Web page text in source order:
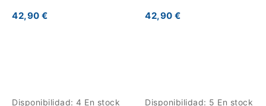
42,90 €
Disponibilidad: 4 En stock
42,90 €
Disponibilidad: 5 En stock